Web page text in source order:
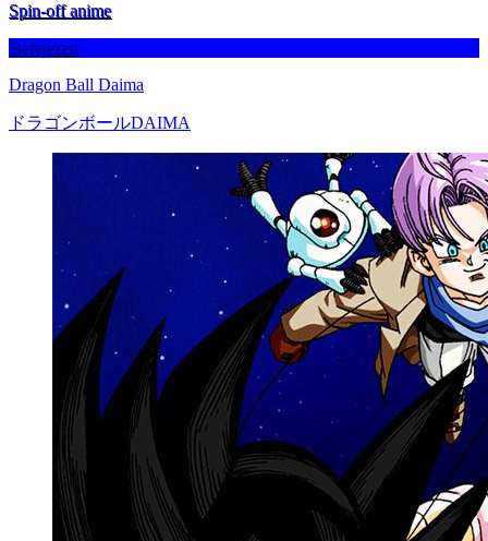
Spin-off anime
Befejezett
Dragon Ball Daima
ドラゴンボールDAIMA